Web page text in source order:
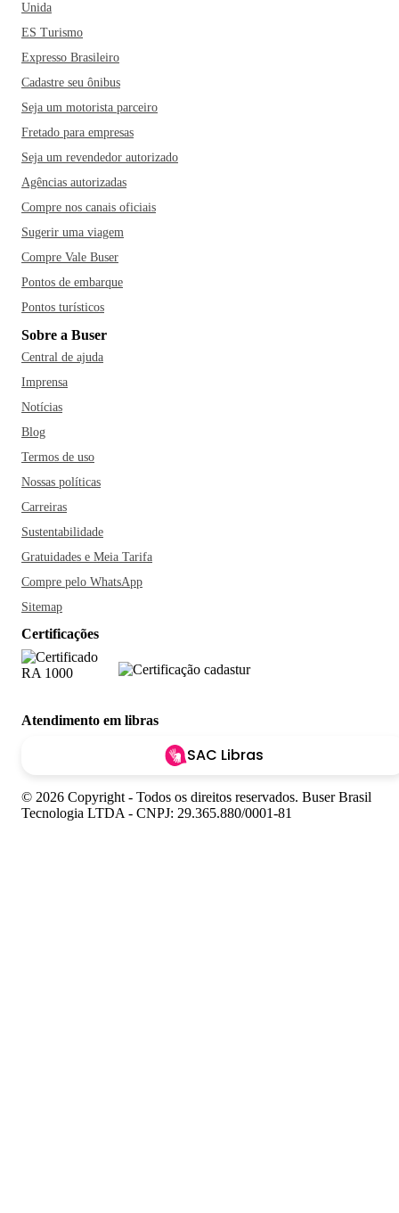
Unida
ES Turismo
Expresso Brasileiro
Cadastre seu ônibus
Seja um motorista parceiro
Fretado para empresas
Seja um revendedor autorizado
Agências autorizadas
Compre nos canais oficiais
Sugerir uma viagem
Compre Vale Buser
Pontos de embarque
Pontos turísticos
Sobre a Buser
Central de ajuda
Imprensa
Notícias
Blog
Termos de uso
Nossas políticas
Carreiras
Sustentabilidade
Gratuidades e Meia Tarifa
Compre pelo WhatsApp
Sitemap
Certificações
Atendimento em libras
SAC Libras
© 2026 Copyright - Todos os direitos reservados. Buser Brasil
Tecnologia LTDA - CNPJ: 29.365.880/0001-81